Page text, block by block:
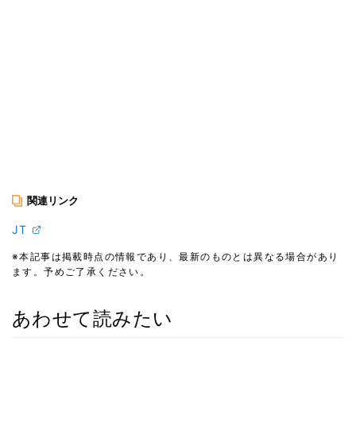
関連リンク
JT
※本記事は掲載時点の情報であり、最新のものとは異なる場合があり
ます。予めご了承ください。
あわせて読みたい